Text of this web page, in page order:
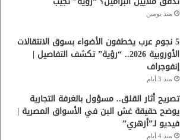
منذ يومين
5 نجوم عرب يخطفون الأضواء بسوق الانتقالات
الأوروبية 2026.. “رؤية” تكشف التفاصيل |
إنفوجراف
منذ 3 أيام
تصريح أثار القلق.. مسؤول بالغرفة التجارية
يوضح حقيقة غش البن في الأسواق المصرية |
فيديو لـ”أزهري”
منذ 4 أيام